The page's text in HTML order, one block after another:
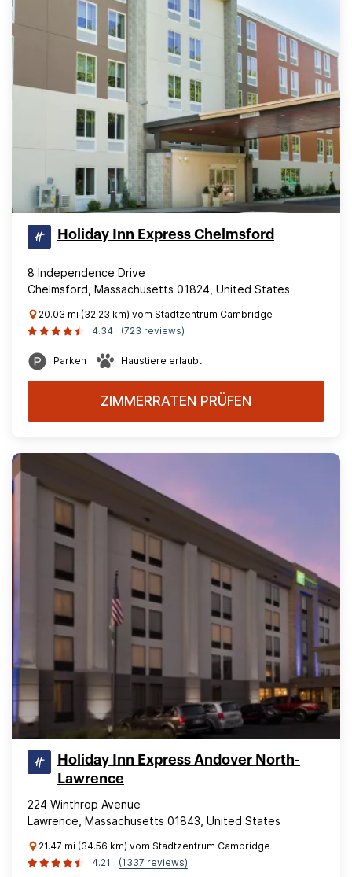
Holiday Inn Express Chelmsford
8 Independence Drive
Chelmsford, Massachusetts 01824, United States
20.03 mi (32.23 km) vom Stadtzentrum Cambridge
4.34
(723 reviews)
Parken Haustiere erlaubt
ZIMMERRATEN PRÜFEN
Holiday Inn Express Andover North-
Lawrence
224 Winthrop Avenue
Lawrence, Massachusetts 01843, United States
21.47 mi (34.56 km) vom Stadtzentrum Cambridge
4.21
(1337 reviews)